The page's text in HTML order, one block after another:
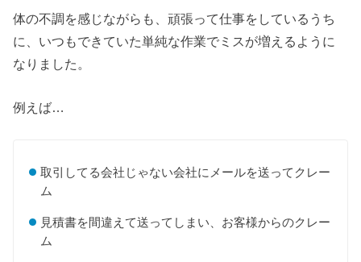
体の不調を感じながらも、頑張って仕事をしているうち
に、いつもできていた単純な作業でミスが増えるように
なりました。
例えば…
取引してる会社じゃない会社にメールを送ってクレー
ム
見積書を間違えて送ってしまい、お客様からのクレー
ム